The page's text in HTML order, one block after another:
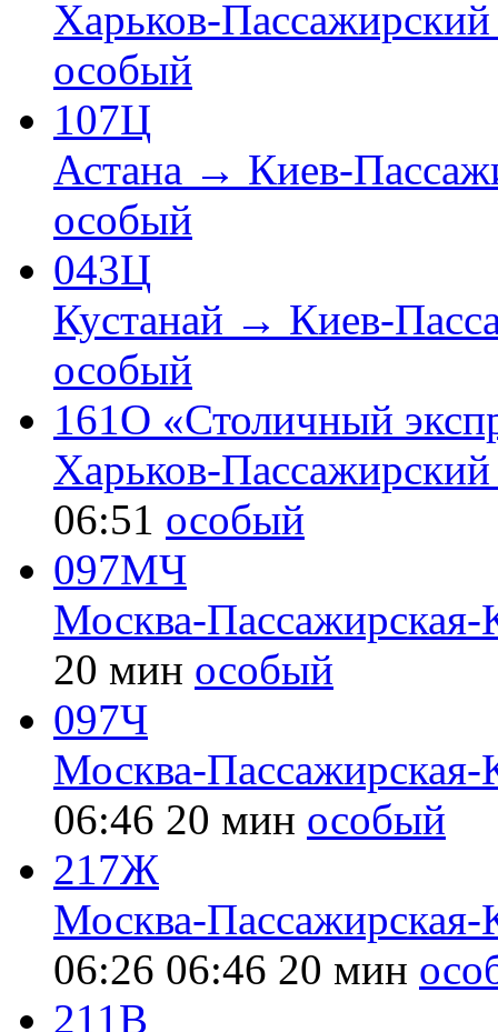
Харьков-
особый
107Ц
Астана → Киев-
особый
043Ц
Кустанай → Киев-
особый
161О «Столичный
Харьков-
06:51 особый
097МЧ
Москва-
20 мин особый
097Ч
Москва-
06:46 20 мин особый
217Ж
Москва-
06:26 06:46 20 мин
211В